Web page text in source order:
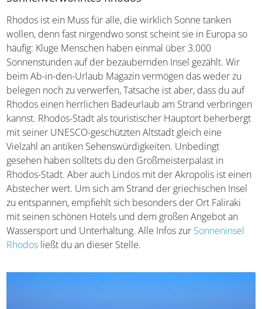
Rhodos ist ein Muss für alle, die wirklich Sonne tanken
wollen, denn fast nirgendwo sonst scheint sie in Europa
so häufig: Kluge Menschen haben einmal über 3.000
Sonnenstunden auf der bezaubernden Insel gezählt. Wir
beim Ab-in-den-Urlaub Magazin vermögen das weder zu
belegen noch zu verwerfen, Tatsache ist aber, dass du auf
Rhodos einen herrlichen Badeurlaub am Strand
verbringen kannst. Rhodos-Stadt als touristischer
Hauptort beherbergt mit seiner UNESCO-geschützten
Altstadt gleich eine Vielzahl an antiken
Sehenswürdigkeiten. Unbedingt gesehen haben solltets
du den Großmeisterpalast in Rhodos-Stadt. Aber auch
Lindos mit der Akropolis ist einen Abstecher wert. Um
sich am Strand der griechischen Insel zu entspannen,
empfiehlt sich besonders der Ort Faliraki mit seinen
schönen Hotels und dem großen Angebot an Wassersport
und Unterhaltung. Alle Infos zur